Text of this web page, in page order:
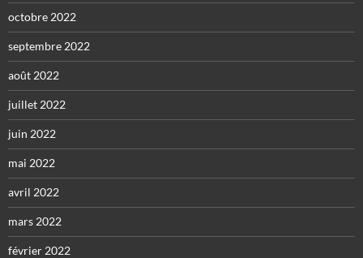
octobre 2022
septembre 2022
août 2022
juillet 2022
juin 2022
mai 2022
avril 2022
mars 2022
février 2022